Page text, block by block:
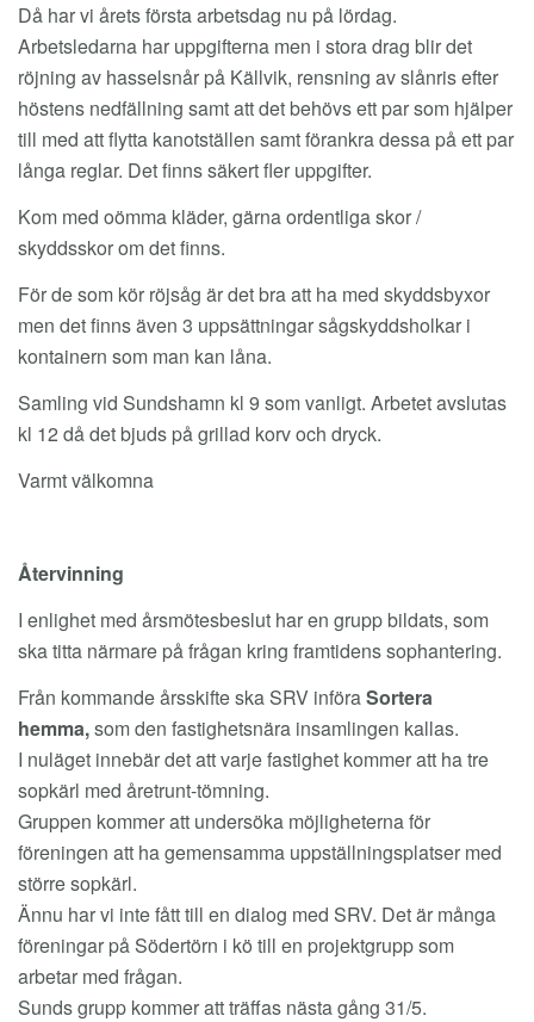
Då har vi årets första arbetsdag nu på lördag.
Arbetsledarna har uppgifterna men i stora drag blir det
röjning av hasselsnår på Källvik, rensning av slånris efter
höstens nedfällning samt att det behövs ett par som hjälper
till med att flytta kanotställen samt förankra dessa på ett par
långa reglar. Det finns säkert fler uppgifter.
Kom med oömma kläder, gärna ordentliga skor /
skyddsskor om det finns.
För de som kör röjsåg är det bra att ha med skyddsbyxor
men det finns även 3 uppsättningar sågskyddsholkar i
kontainern som man kan låna.
Samling vid Sundshamn kl 9 som vanligt. Arbetet avslutas
kl 12 då det bjuds på grillad korv och dryck.
Varmt välkomna
Återvinning
I enlighet med årsmötesbeslut har en grupp bildats, som
ska titta närmare på frågan kring framtidens sophantering.
Från kommande årsskifte ska SRV införaSortera
hemma,som den fastighetsnära insamlingen kallas.
I nuläget innebär det att varje fastighet kommer att ha tre
sopkärl med åretrunt-tömning.
Gruppen kommer att undersöka möjligheterna för
föreningen att ha gemensamma uppställningsplatser med
större sopkärl.
Ännu har vi inte fått till en dialog med SRV. Det är många
föreningar på Södertörn i kö till en projektgrupp som
arbetar med frågan.
Sunds grupp kommer att träffas nästa gång 31/5.